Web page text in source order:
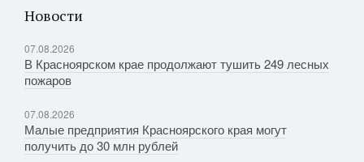
Новости
07.08.2026
В Красноярском крае продолжают тушить 249 лесных
пожаров
07.08.2026
Малые предприятия Красноярского края могут
получить до 30 млн рублей